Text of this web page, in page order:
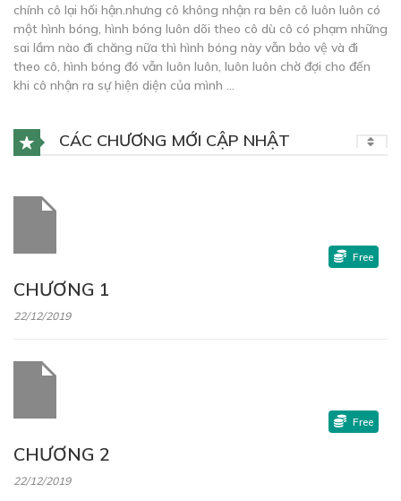
chính cô lại hối hận.nhưng cô không nhận ra bên cô luôn luôn có
một hình bóng, hình bóng luôn dõi theo cô dù cô có phạm những
sai lầm nào đi chăng nữa thì hình bóng này vẫn bảo vệ và đi
theo cô, hình bóng đó vẫn luôn luôn, luôn luôn chờ đợi cho đến
khi cô nhận ra sự hiện diện của mình …
CÁC CHƯƠNG MỚI CẬP NHẬT
CHƯƠNG 1
22/12/2019
Free
CHƯƠNG 2
22/12/2019
Free